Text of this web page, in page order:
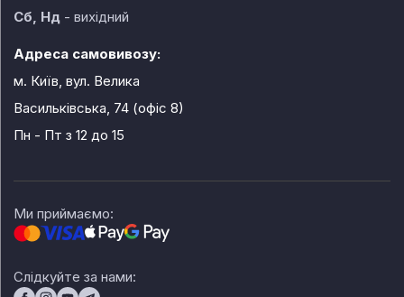
Сб, Нд - вихідний
Адреса самовивозу:
м. Київ, вул. Велика
Васильківська, 74 (офіс 8)
Пн - Пт з 12 до 15
Ми приймаємо:
Слідкуйте за нами: